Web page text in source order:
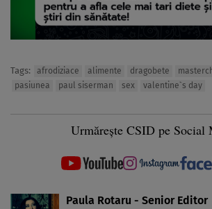
Tags: afrodiziace alimente dragobete
pasiunea
paul siserman sex valentine`s day
Urmărește CSID pe Social
Paula Rotaru - Senior Editor